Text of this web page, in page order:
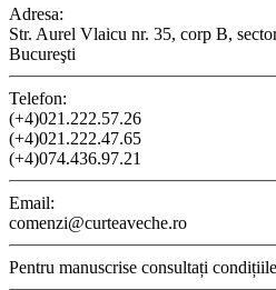
Adresa:
Str. Aurel Vlaicu nr. 35, corp B,
Bucureşti
Telefon:
(+4)021.222.57.26
(+4)021.222.47.65
(+4)074.436.97.21
Email:
comenzi@curteaveche.ro
Pentru manuscrise consultați